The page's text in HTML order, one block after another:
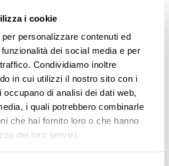
i cookie
personalizzare contenuti ed
dei social media e per
Condividiamo inoltre
in cui utilizzi il nostro sito con i
di analisi dei dati web,
i quali potrebbero combinarle
che hai fornito loro o che hanno
dei loro servizi.